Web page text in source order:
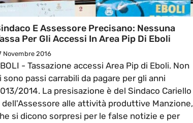
E Assessore Precisano: Nessuna
Per Gli Accessi In Area Pip Di Eboli
Novembre 2016
- Tassazione accessi Area Pip di Eboli. Non
sono passi carrabili da pagare per gli anni
2014. La presisazione è del Sindaco Cariello
dell'Assessore alle attività produttive Manzione,
si dicono sorpresi per le false notizie e per